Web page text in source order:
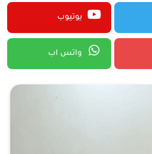
يوتيوب
واتس اب